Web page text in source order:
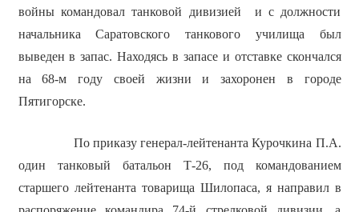
войны командовал танковой дивизией и с должности
начальника Саратовского танкового училища был
выведен в запас. Находясь в запасе и отставке скончался
на 68-м году своей жизни и захоронен в городе
Пятигорске.
По приказу генерал-лейтенанта Курочкина П.А.
один танковый батальон Т-26, под командованием
старшего лейтенанта товарища Шилопаса, я направил в